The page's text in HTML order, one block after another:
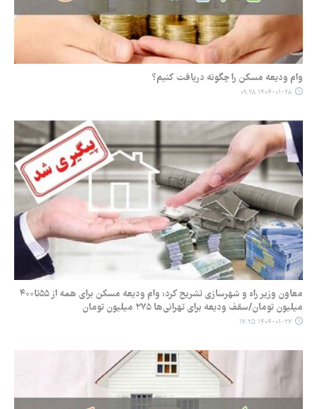
وام ودیعه مسکن را چگونه دریافت کنیم؟
۱۴۰۴-۰۱-۲۸ ۰۹:۲۸
معاون وزیر راه و شهرسازی تشریح کرد: وام ودیعه مسکن برای همه از ۵۵تا۴۰۰
میلیون تومان/سقف ودیعه برای تهرانی‌ها ۲۷۵ میلیون تومان
۱۴۰۴-۰۱-۲۷ ۱۷:۲۵